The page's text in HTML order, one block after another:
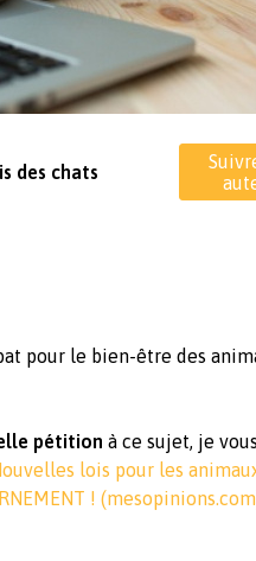
des chats
pour le bien-être des
pétition à ce sujet, je
lois pour les
! (mesopinions.com